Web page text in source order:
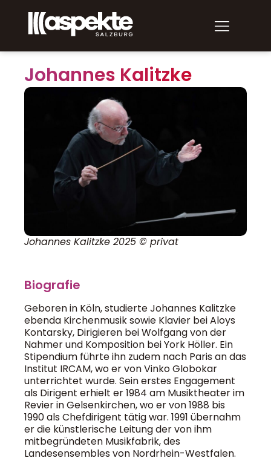
Johannes Kalitzke
Johannes Kalitzke 2025 © privat
Biografie
Geboren in Köln, studierte Johannes Kalitzke
ebenda Kirchenmusik sowie Klavier bei Aloys
Kontarsky, Dirigieren bei Wolfgang von der
Nahmer und Komposition bei York Höller. Ein
Stipendium führte ihn zudem nach Paris an das
Institut IRCAM, wo er von Vinko Globokar
unterrichtet wurde. Sein erstes Engagement
als Dirigent erhielt er 1984 am Musiktheater im
Revier in Gelsenkirchen, wo er von 1988 bis
1990 als Chefdirigent tätig war. 1991 übernahm
er die künstlerische Leitung der von ihm
mitbegründeten Musikfabrik, des
Landesensembles von Nordrhein-Westfalen.